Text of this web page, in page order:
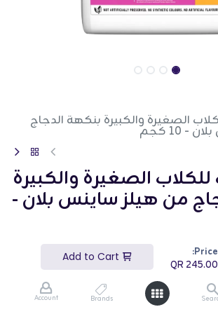
Price:
245.00
Brands
Account
الصغيرة والكبيرة بنكهة الدجاج
10 كجم
الصغيرة والكبيرة
من هيلز ساينس بلان -
0)
الصغيرة والكبيرة بنكهة الدجاج من
لتلبية الاحتياجات الغذائية
والكبيرة. يدعم هذا الطعام عالي
الصحي، مع مضادات الأكسدة
المثبتة علميًا وأحماض أوميغا 6 الدهنية. حجم الكيبل